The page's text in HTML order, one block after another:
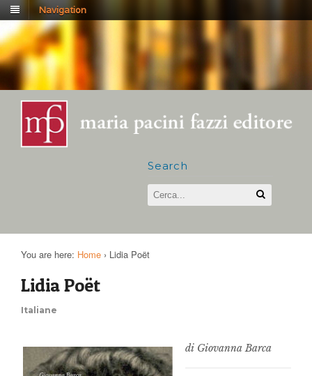
Navigation
Search
You are here: Home › Lidia Poët
Lidia Poët
Italiane
di Giovanna Barca